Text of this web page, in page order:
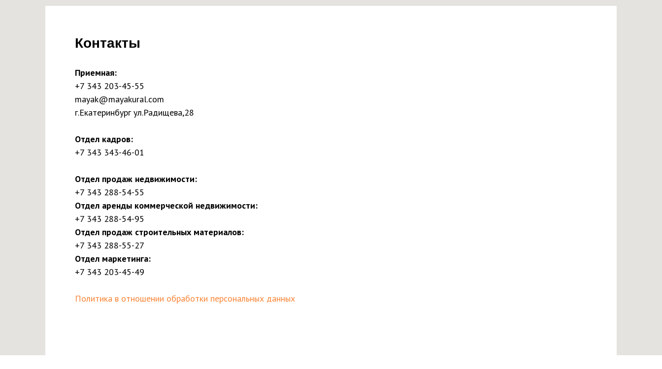
Контакты
Приемная:
+7 343 203-45-55
mayak@mayakural.com
г.Екатеринбург ул.Радищева,28
Отдел кадров:
+7 343 343-46-01
Отдел продаж недвижимости:
+7 343 288-54-55
Отдел аренды коммерческой недвижимости:
+7 343 288-54-95
Отдел продаж строительных материалов:
+7 343 288-55-27
Отдел маркетинга:
+7 343 203-45-49
Политика в отношении обработки персональных данных